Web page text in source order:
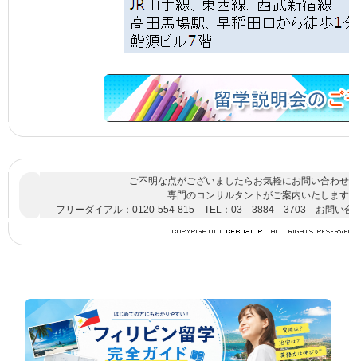
ご不明な点がございましたらお気軽にお問い合わせ
専門のコンサルタントがご案内いたします
フリーダイアル：0120-554-815 TEL：03－3884－3703 お問い合